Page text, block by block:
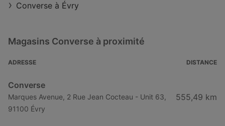
Converse à Évry
Magasins Converse à proximité
ADRESSE DISTANCE
Converse
Marques Avenue, 2 Rue Jean Cocteau - Unit 63,
91100 Évry
555,49 km